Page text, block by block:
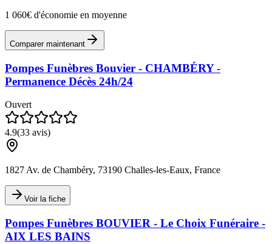
1 060€ d'économie en moyenne
Comparer maintenant
Pompes Funèbres Bouvier - CHAMBÉRY -
Permanence Décès 24h/24
Ouvert
4.9(33 avis)
1827 Av. de Chambéry, 73190 Challes-les-Eaux, France
Voir la fiche
Pompes Funèbres BOUVIER - Le Choix Funéraire -
AIX LES BAINS